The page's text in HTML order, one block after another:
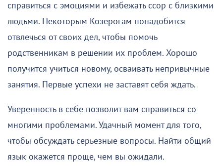
справиться с эмоциями и избежать ссор с близкими
людьми. Некоторым Козерогам понадобится
отвлечься от своих дел, чтобы помочь
родственникам в решении их проблем. Хорошо
получится учиться новому, осваивать непривычные
занятия. Первые успехи не заставят себя ждать.
Уверенность в себе позволит вам справиться со
многими проблемами. Удачный момент для того,
чтобы обсуждать серьезные вопросы. Найти общий
язык окажется проще, чем вы ожидали.